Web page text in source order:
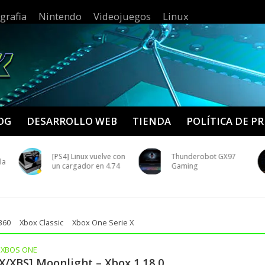
Nintendo Videojuegos Linux
DESARROLLO WEB TIENDA POLÍTICA DE
[PS4] Linux vuelve con
un cargador en 4.74
Thunderobot GX97
Gaming
Xbox Classic Xbox One Serie X
XBOS ONE